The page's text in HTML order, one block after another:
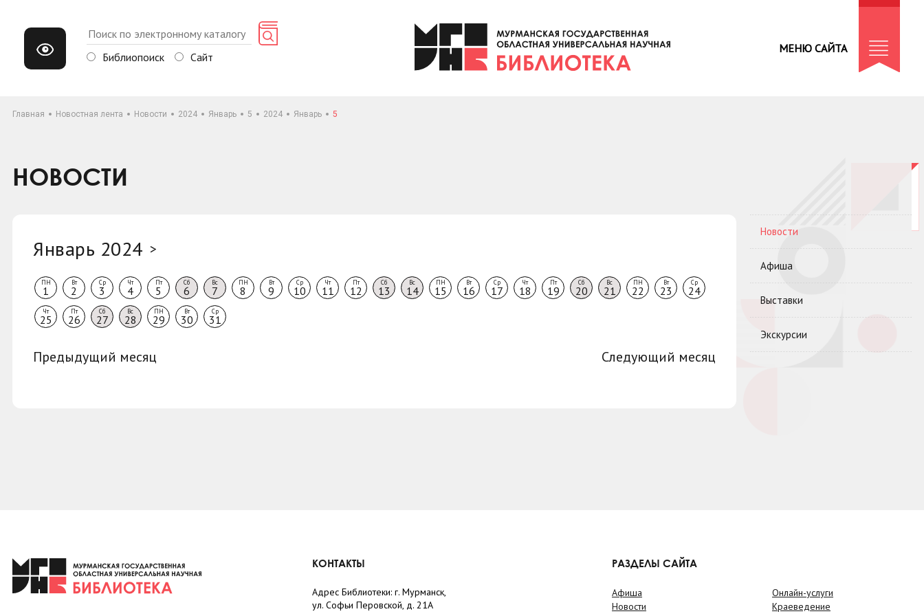
Библиопоиск Сайт
МЕНЮ САЙТА
Главная Новостная лента Новости 2024 Январь 5 2024 Январь 5
НОВОСТИ
Январь 2024 >
ПН
1
Вт
2
Ср
3
Чт
4
Пт
5
Сб
6
Вс
7
ПН
8
Вт
9
Ср
10
Чт
11
Пт
12
Сб
13
Вс
14
ПН
15
Вт
16
Ср
17
Чт
18
Пт
19
Сб
20
Вс
21
ПН
22
Вт
23
Ср
24
Чт
25
Пт
26
Сб
27
Вс
28
ПН
29
Вт
30
Ср
31
Предыдущий месяц Следующий месяц
Новости
Афиша
Выставки
Экскурсии
КОНТАКТЫ
Адрес Библиотеки: г. Мурманск,
ул. Софьи Перовской, д. 21А
РАЗДЕЛЫ САЙТА
Афиша
Новости
Онлайн-услуги
Краеведение